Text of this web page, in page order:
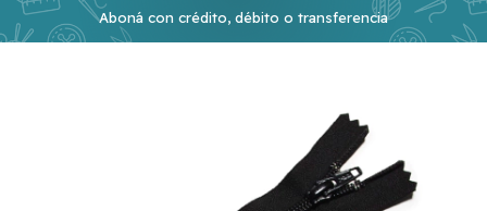
Aboná con crédito, débito o transferencia